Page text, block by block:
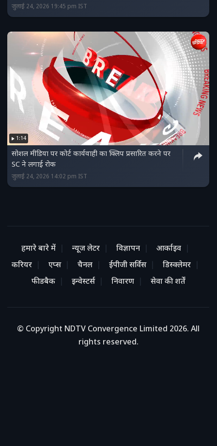
जुलाई 24, 2026 19:45 pm IST
1:14
सोशल मीडिया पर कोर्ट कार्यवाही का क्लिप प्रसारित करने पर
SC ने लगाई रोक
जुलाई 24, 2026 14:02 pm IST
हमारे बारे में न्यूज लेटर विज्ञापन
आर्काइव
करियर
एप्स चैनल ईपीजी सर्विस
डिस्क्लेमर
फीडबैक
इन्वेस्टर्स निवारण सेवा की शर्तें
© Copyright NDTV Convergence Limited 2026. All
rights reserved.